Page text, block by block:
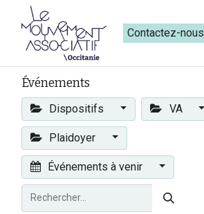
Contactez-nous​​
Événements
Dispositifs VA
Plaidoyer
Événements à venir